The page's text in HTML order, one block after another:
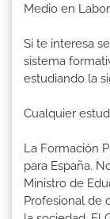
Medio en
Si te interesa
sistema
estudiando la
Cualquier
La Formación
para España.
Ministro de
Profesional de